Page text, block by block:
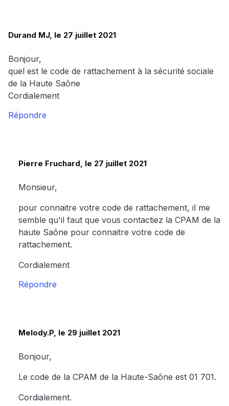
Durand MJ, le 27 juillet 2021
Bonjour,
quel est le code de rattachement à la sécurité sociale
de la Haute Saône
Cordialement
Répondre
Pierre Fruchard, le 27 juillet 2021
Monsieur,
pour connaitre votre code de rattachement, il me
semble qu'il faut que vous contactiez la CPAM de la
haute Saône pour connaitre votre code de
rattachement.
Cordialement
Répondre
Melody.P, le 29 juillet 2021
Bonjour,
Le code de la CPAM de la Haute-Saône est 01 701.
Cordialement.